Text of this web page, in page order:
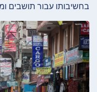
בחשיבותו עבור תושבים